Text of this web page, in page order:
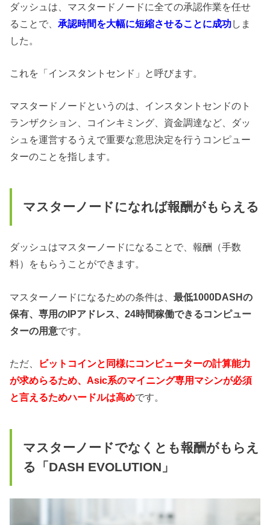
ダッシュは、マスタードノードに全ての承認作業を任せ
ることで、承認時間を大幅に短縮させることに成功しま
した。
これを「インスタントセンド」と呼びます。
マスタードノードというのは、インスタントセンドの ト
ランザクション、コインキミング、資金調達など、ダッ
シュを運営するうえで重要な意思決定を行うコンピュー
ターのことを指します。
マスターノードになれば報酬がもらえる
ダッシュはマスターノードになることで、報酬（手数
料）をもらうことができます。
マスターノードになるための条件は、最低1000DASHの
保有、専用のIPアドレス、24時間稼働できるコンピュー
ターの用意です。
ただ、
ビットコインと同様にコンピューターの計算能力
が求めらるため、Asic系のマイニング専用マシンが必須
と言えるためハードルは高めです。
マスターノードでなくとも報酬がもらえ
る「DASH EVOLUTION」